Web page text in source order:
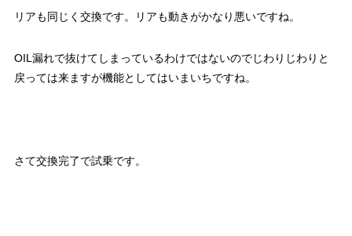
リアも同じく交換です。リアも動きがかなり悪いですね。
OIL漏れで抜けてしまっているわけではないのでじわりじわりと
戻っては来ますが機能としてはいまいちですね。
さて交換完了で試乗です。